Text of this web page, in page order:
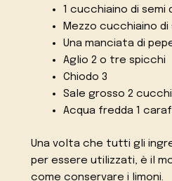
1 cucchiaino di semi
Mezzo cucchiaino
Una manciata di
Aglio 2 o tre spicchi
Chiodo 3
Sale grosso 2
Acqua fredda 1
Una volta che tutti gli
per essere utilizzati, è il
come conservare i limoni.